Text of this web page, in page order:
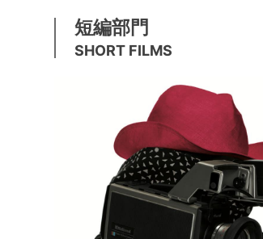
短編部門
SHORT FILMS